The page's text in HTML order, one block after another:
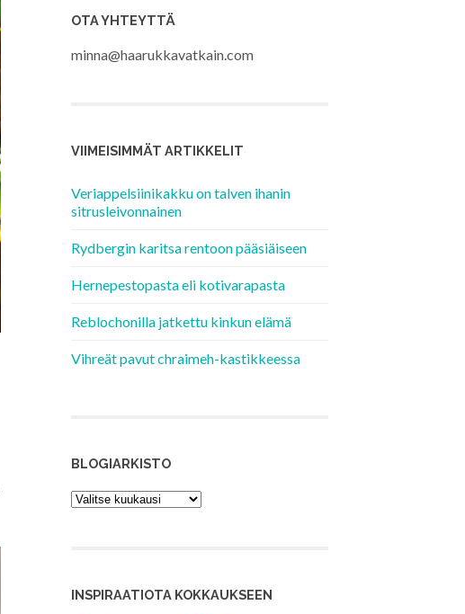
OTA YHTEYTTÄ
minna@haarukkavatkain.com
VIIMEISIMMÄT ARTIKKELIT
Veriappelsiinikakku on talven ihanin
sitrusleivonnainen
Rydbergin karitsa rentoon pääsiäiseen
Hernepestopasta eli kotivarapasta
Reblochonilla jatkettu kinkun elämä
Vihreät pavut chraimeh-kastikkeessa
BLOGIARKISTO
Blogiarkisto
INSPIRAATIOTA KOKKAUKSEEN